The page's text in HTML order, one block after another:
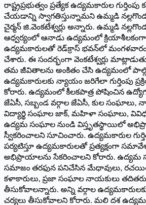
రాష్ట్రప్రభుత్వం ప్రత్యేక ఉద్యమకారుల
చేయడాన్ని స్వాగతిస్తున్నామని ఉమ్మడి
చైర్మన్ జి.వెంకటేశ్వర్లు అన్నారు. ఉమ్మడి
ఆధ్వర్యంలో ఆనాడు ఉద్యమంలో క్రియాశీలకంగా
ఉద్యమకారులతో రెడ్‌క్రాస్ భవన్‌లో
చేశారు. ఈ సందర్భంగా వెంకటేశ్వర్లు
తమ జీవితాలను అంకితం చేసి ఉద్యమంలో
ఉద్యమకారులకు న్యాయం జరిగేలా గుర్తింపు
కోరారు. ఉద్యమంలో కీలకపాత్ర పోషించిన
జేఏసీ, సబ్బండ వర్గాల జేఏసీ, కుల
విద్యార్థి సంఘాల జాక్, మహిళా సంఘాలు, వివిధ
ఉద్యమ సంఘాల నుండి విస్తృతస్థాయిలో
స్వీకరించాలని సూచించారు. ఉద్యమకారుల
పర్యటిస్తూ ఉద్యమకారులతో ప్రత్యక్షంగా
అభిప్రాయాలను సేకరించాలని కోరారు.
సమాజం తరఫున పనిచేసిన మేధావులు,
కళాకారులు, ప్రజా సంఘాల నాయకులు
తీసుకోవాలన్నారు. అన్ని వర్గాల
చర్యలు తీసుకోవాలని కోరారు. మలి దశ